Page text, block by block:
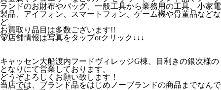
ランドのお財布やバッグ、一般工具から業務用の工具、小家電
製品、アイフォン、スマートフォン、ゲーム機や骨董品などな
ど。
お買取り品目は多数ございます!!
🐻店舗情報は写真をタップorクリック↓↓↓
キャッセン大船渡内フードヴィレッジG棟、目利きの銀次様の
となりにて営業しております。
どうぞよろしくお願い致します！
当店では、ブランド品をはじめノーブランドの商品までなんで